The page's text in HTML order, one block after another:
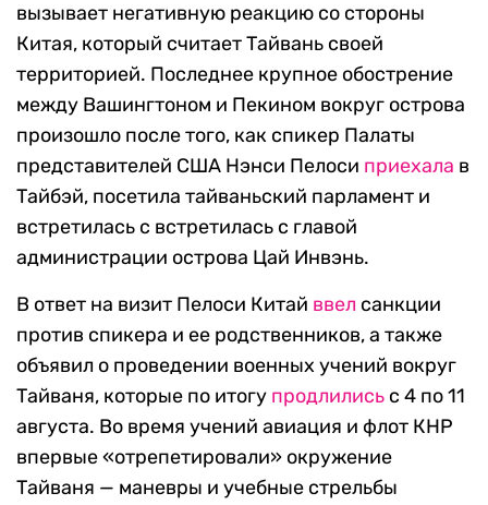
вызывает негативную реакцию со стороны
Китая, который считает Тайвань своей
территорией. Последнее крупное обострение
между Вашингтоном и Пекином вокруг острова
произошло после того, как спикер Палаты
представителей США Нэнси Пелоси приехала в
Тайбэй, посетила тайваньский парламент и
встретилась с встретилась с главой
администрации острова Цай Инвэнь.
В ответ на визит Пелоси Китай ввел санкции
против спикера и ее родственников, а также
объявил о проведении военных учений вокруг
Тайваня, которые по итогу продлились с 4 по 11
августа. Во время учений авиация и флот КНР
впервые «отрепетировали» окружение
Тайваня — маневры и учебные стрельбы